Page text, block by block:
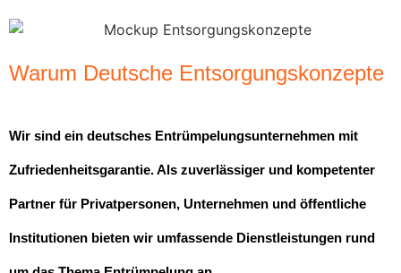
Warum Deutsche Entsorgungskonzepte
Wir sind ein deutsches Entrümpelungsunternehmen mit
Zufriedenheitsgarantie. Als zuverlässiger und kompetenter
Partner für Privatpersonen, Unternehmen und öffentliche
Institutionen bieten wir umfassende Dienstleistungen rund